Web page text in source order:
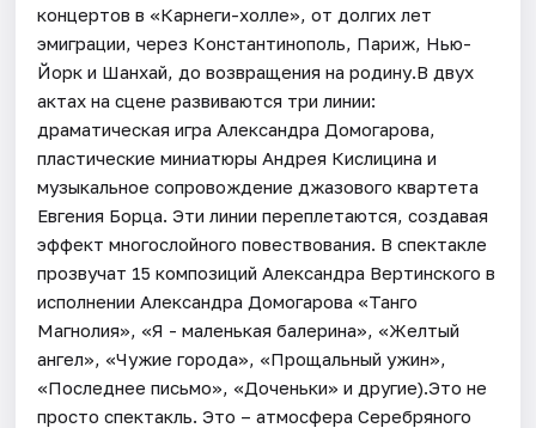
концертов в «Карнеги-холле», от долгих лет
эмиграции, через Константинополь, Париж, Нью-
Йорк и Шанхай, до возвращения на родину.В двух
актах на сцене развиваются три линии:
драматическая игра Александра Домогарова,
пластические миниатюры Андрея Кислицина и
музыкальное сопровождение джазового квартета
Евгения Борца. Эти линии переплетаются, создавая
эффект многослойного повествования. В спектакле
прозвучат 15 композиций Александра Вертинского в
исполнении Александра Домогарова «Танго
Магнолия», «Я - маленькая балерина», «Желтый
ангел», «Чужие города», «Прощальный ужин»,
«Последнее письмо», «Доченьки» и другие).Это не
просто спектакль. Это – атмосфера Серебряного